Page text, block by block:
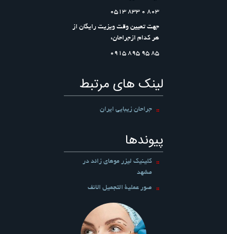
803 0 833 0513
جهت تعیین وقت ویزیت رایگان از
هر کدام ازجراحان:
۸۵ ۹۵ ۸۹۵ ۰۹۱۵
لینک های مرتبط
جراحان زیبایی ایران
پیوندها
کلینیک لیزر موهای زائد در
مشهد
صور عملیة التجمیل الانف